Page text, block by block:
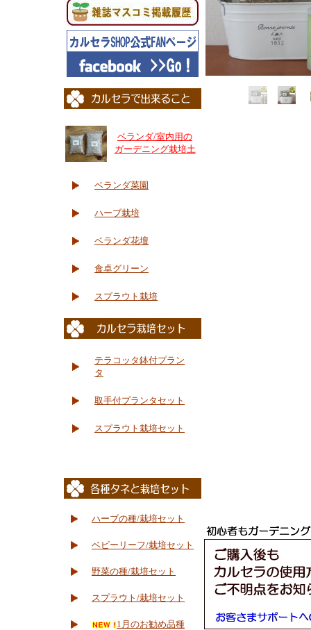
ベランダ/室内用の
ガーデニング栽培土
ベランダ菜園
ハーブ栽培
ベランダ花壇
食卓グリーン
スプラウト栽培
テラコッタ鉢付プラン
タ
取手付プランタセット
スプラウト栽培セット
ハーブの種/栽培セット
ベビーリーフ/栽培セット
野菜の種/栽培セット
スプラウト/栽培セット
1月のお勧め品種